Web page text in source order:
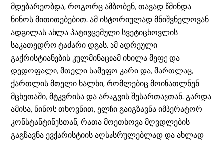
მდებარეობდა, როგორც ამბობენ, თავად წმინდა
ნინოს მითითებებით. ამ ისტორიულად მნიშვნელოვან
ადგილას ახლა პატივცემული სვეტიცხოვლის
საკათედრო ტაძარი დგას. ამ ადრეული
გაქრისტიანების კულმინაციამ იხილა მეფე და
დედოფალი, მთელი სამეფო კარი და, მართლაც,
ქართლის მთელი ხალხი, რომლებიც მოინათლნენ
მცხეთაში, მტკვრისა და არაგვის შესართავთან. გარდა
ამისა, ნინოს თხოვნით, ელჩი გაიგზავნა იმპერატორ
კონსტანტინესთან, რათა მოეთხოვა მღვდლების
გაგზავნა ევქარისტიის აღსასრულებლად და ახლად